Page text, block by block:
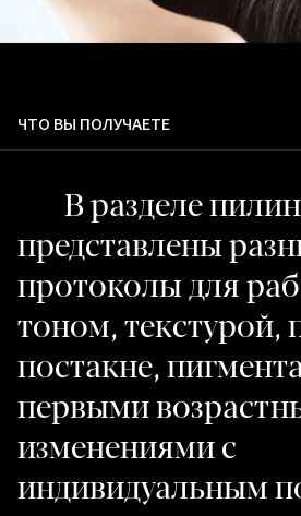
ЧТО ВЫ ПОЛУЧАЕТЕ
В разделе
представлены
протоколы для
тоном, текстурой,
постакне,
первыми
изменениями с
индивидуальным